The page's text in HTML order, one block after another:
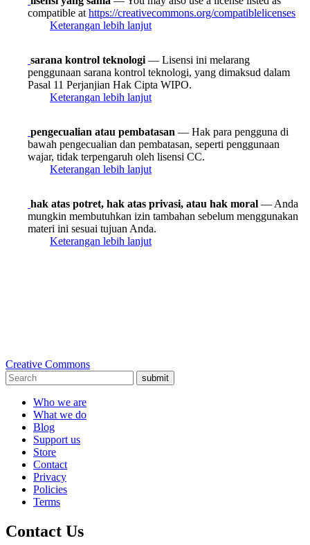
compatible at https://creativecommons.org/compatiblelicenses
Keterangan lebih lanjut
sarana kontrol teknologi — Lisensi ini melarang
penggunaan sarana kontrol teknologi, yang dimaksud dalam
Pasal 11 Perjanjian Hak Cipta WIPO.
Keterangan lebih lanjut
pengecualian atau pembatasan — Hak para pengguna di
bawah pengecualian dan pembatasan, seperti penggunaan
wajar, tidak terpengaruh oleh lisensi CC.
Keterangan lebih lanjut
hak atas potret, hak atas privasi, atau hak moral — Anda
mungkin membutuhkan izin tambahan sebelum menggunakan
materi ini sesuai tujuan Anda.
Keterangan lebih lanjut
Creative Commons
submit
Who we are
What we do
Blog
Support us
Store
Contact
Privacy
Policies
Terms
Contact Us